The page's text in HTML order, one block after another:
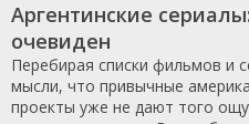
Аргентинские
очевиден
Перебирая списки фильмов и
мысли, что привычные
проекты уже не дают того